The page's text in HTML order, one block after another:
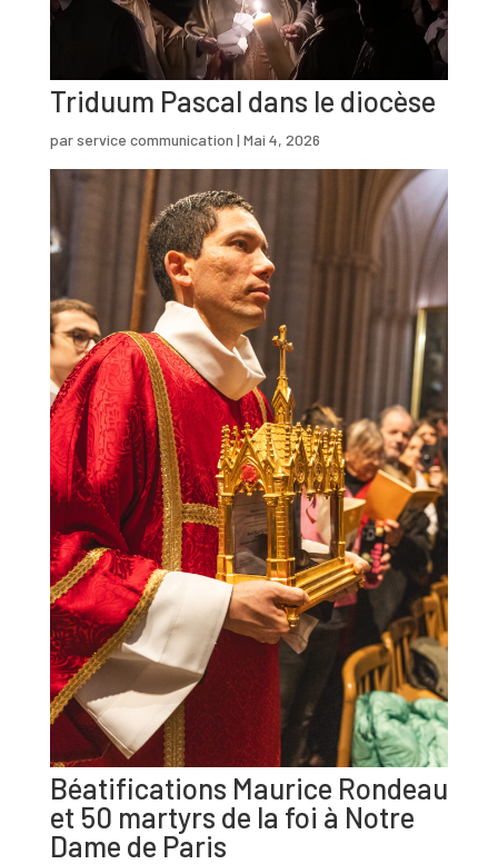
Triduum Pascal dans le diocèse
parservice communication | Mai 4, 2026
Béatifications Maurice Rondeau
et 50 martyrs de la foi à Notre
Dame de Paris